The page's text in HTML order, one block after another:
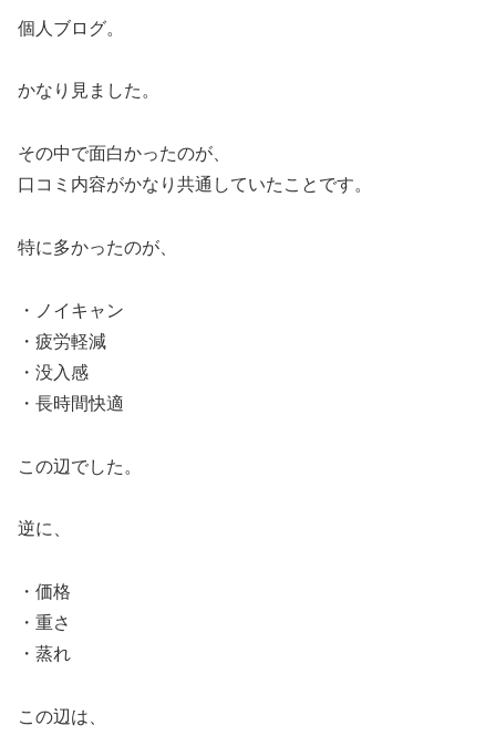
個人ブログ。
かなり見ました。
その中で面白かったのが、
口コミ内容がかなり共通していたことです。
特に多かったのが、
・ノイキャン
・疲労軽減
・没入感
・長時間快適
この辺でした。
逆に、
・価格
・重さ
・蒸れ
この辺は、